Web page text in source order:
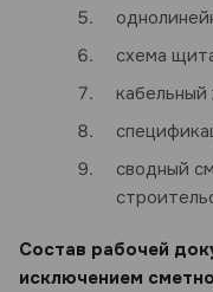
схема
кабельный
сводный
Состав рабочей
исключением